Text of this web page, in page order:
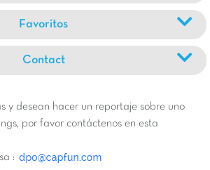
Favoritos
Contact
y desean hacer un reportaje sobre uno
por favor contáctenos en esta
: